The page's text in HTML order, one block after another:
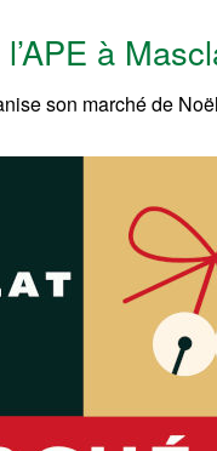
à
son marché de